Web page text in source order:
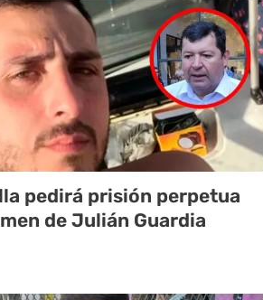
pedirá prisión perpetua
de Julián Guardia